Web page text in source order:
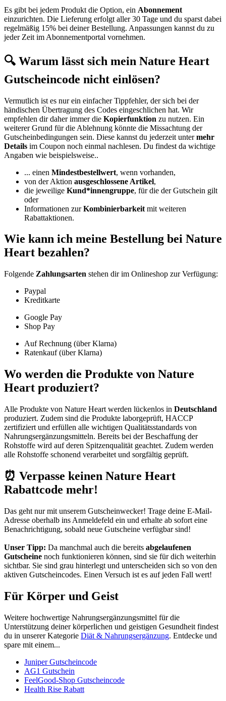
Es gibt bei jedem Produkt die Option, ein Abonnement
einzurichten. Die Lieferung erfolgt aller 30 Tage und du sparst dabei
regelmäßig 15% bei deiner Bestellung. Anpassungen kannst du zu
jeder Zeit im Abonnementportal vornehmen.
🔍 Warum lässt sich mein Nature Heart
Gutscheincode nicht einlösen?
Vermutlich ist es nur ein einfacher Tippfehler, der sich bei der
händischen Übertragung des Codes eingeschlichen hat. Wir
empfehlen dir daher immer die Kopierfunktion zu nutzen. Ein
weiterer Grund für die Ablehnung könnte die Missachtung der
Gutscheinbedingungen sein. Diese kannst du jederzeit untermehr
Details im Coupon noch einmal nachlesen. Du findest da wichtige
Angaben wie beispielsweise..
... einen Mindestbestellwert, wenn vorhanden,
von der Aktion ausgeschlossene Artikel,
die jeweilige Kund*innengruppe, für die der Gutschein gilt
oder
Informationen zurKombinierbarkeit mit weiteren
Rabattaktionen.
Wie kann ich meine Bestellung bei Nature
Heart bezahlen?
Folgende Zahlungsarten stehen dir im Onlineshop zur Verfügung:
Paypal
Kreditkarte
Google Pay
Shop Pay
Auf Rechnung (über Klarna)
Ratenkauf (über Klarna)
Wo werden die Produkte von Nature
Heart produziert?
Alle Produkte von Nature Heart werden lückenlos in Deutschland
produziert. Zudem sind die Produkte laborgeprüft, HACCP
zertifiziert und erfüllen alle wichtigen Qualitätsstandards von
Nahrungsergänzungsmitteln. Bereits bei der Beschaffung der
Rohstoffe wird auf deren Spitzenqualität geachtet. Zudem werden
alle Rohstoffe schonend verarbeitet und sorgfältig geprüft.
⏰ Verpasse keinen Nature Heart
Rabattcode mehr!
Das geht nur mit unserem Gutscheinwecker! Trage deine E-Mail-
Adresse oberhalb ins Anmeldefeld ein und erhalte ab sofort eine
Benachrichtigung, sobald neue Gutscheine verfügbar sind!
Unser Tipp: Da manchmal auch die bereits abgelaufenen
Gutscheine noch funktionieren können, sind sie für dich weiterhin
sichtbar. Sie sind grau hinterlegt und unterscheiden sich so von den
aktiven Gutscheincodes. Einen Versuch ist es auf jeden Fall wert!
Für Körper und Geist
Weitere hochwertige Nahrungsergänzungsmittel für die
Unterstützung deiner körperlichen und geistigen Gesundheit findest
du in unserer Kategorie Diät & Nahrungsergänzung. Entdecke und
spare mit einem...
Juniper Gutscheincode
AG1 Gutschein
FeelGood-Shop Gutscheincode
Health Rise Rabatt